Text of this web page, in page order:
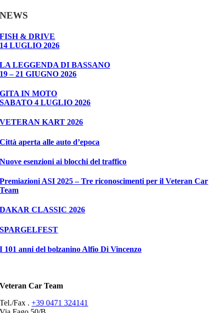
NEWS
FISH & DRIVE
14 LUGLIO 2026
LA LEGGENDA DI BASSANO
19 – 21 GIUGNO 2026
GITA IN MOTO
SABATO 4 LUGLIO 2026
VETERAN KART 2026
Città aperta alle auto d’epoca
Nuove esenzioni ai blocchi del traffico
Premiazioni ASI 2025 – Tre riconoscimenti per il Veteran Car
Team
DAKAR CLASSIC 2026
SPARGELFEST
I 101 anni del bolzanino Alfio Di Vincenzo
Veteran Car Team
Tel./Fax .+39 0471 324141